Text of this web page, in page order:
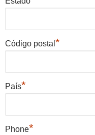
Código postal *
País*
Phone*